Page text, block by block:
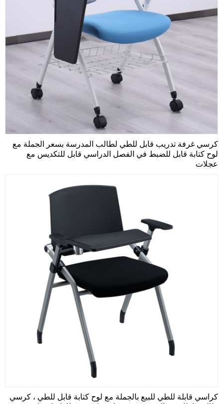
كرسي غرفة تدريب قابل للطي لطالب المدرسة بسعر الجملة مع
لوح كتابة قابل للضبط في الفصل الدراسي قابل للتكديس مع
عجلات
كراسي قابلة للطي للبيع بالجملة مع لوح كتابة قابل للطي ، كرسي